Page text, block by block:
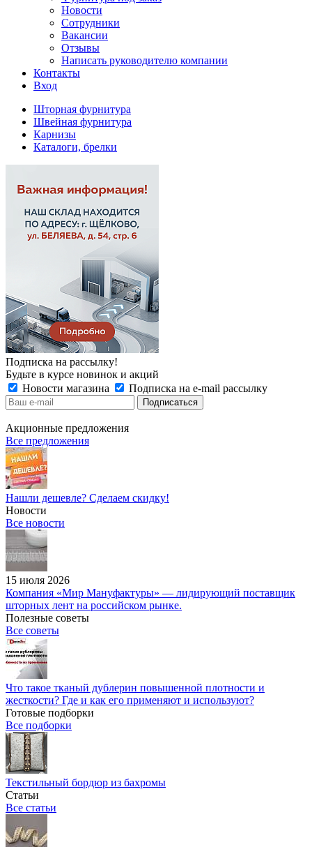
Новости
Сотрудники
Вакансии
Отзывы
Написать руководителю компании
Контакты
Вход
Шторная фурнитура
Швейная фурнитура
Карнизы
Каталоги, брелки
Подписка на рассылку!
Будьте в курсе новинок и акций
Новости магазина
Подписка на e-mail рассылку
Акционные предложения
Все предложения
Нашли дешевле? Сделаем скидку!
Новости
Все новости
15 июля 2026
Компания «Мир Мануфактуры» — лидирующий поставщик
шторных лент на российском рынке.
Полезные советы
Все советы
Что такое тканый дублерин повышенной плотности и
жесткости? Где и как его применяют и используют?
Готовые подборки
Все подборки
Текстильный бордюр из бахромы
Статьи
Все статьи